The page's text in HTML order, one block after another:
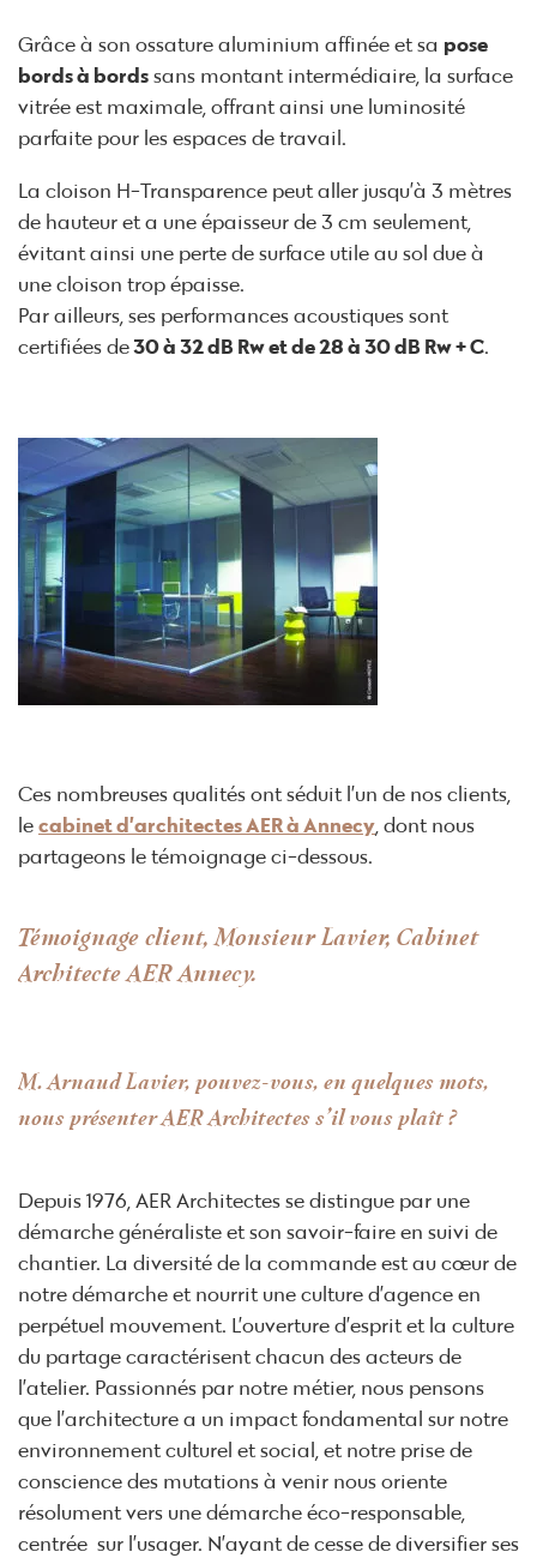
Grâce à son ossature aluminium affinée et sa pose
bords à bords sans montant intermédiaire, la surface
vitrée est maximale, offrant ainsi une luminosité
parfaite pour les espaces de travail.
La cloison H-Transparence peut aller jusqu’à 3 mètres
de hauteur et a une épaisseur de 3 cm seulement,
évitant ainsi une perte de surface utile au sol due à
une cloison trop épaisse.
Par ailleurs, ses performances acoustiques sont
certifiées de30 à 32 dB Rw et de 28 à 30 dB Rw + C.
Ces nombreuses qualités ont séduit l’un de nos clients,
le cabinet d’architectes AER à Annecy , dont nous
partageons le témoignage ci-dessous.
Témoignage client, Monsieur Lavier, Cabinet
Architecte AER Annecy.
M. Arnaud Lavier, pouvez-vous, en quelques mots,
nous présenter AER Architectes s’il vous plaît ?
Depuis 1976, AER Architectes se distingue par une
démarche généraliste et son savoir-faire en suivi de
chantier. La diversité de la commande est au cœur de
notre démarche et nourrit une culture d’agence en
perpétuel mouvement. L’ouverture d’esprit et la culture
du partage caractérisent chacun des acteurs de
l’atelier. Passionnés par notre métier, nous pensons
que l’architecture a un impact fondamental sur notre
environnement culturel et social, et notre prise de
conscience des mutations à venir nous oriente
résolument vers une démarche éco-responsable,
centrée sur l’usager. N’ayant de cesse de diversifier ses